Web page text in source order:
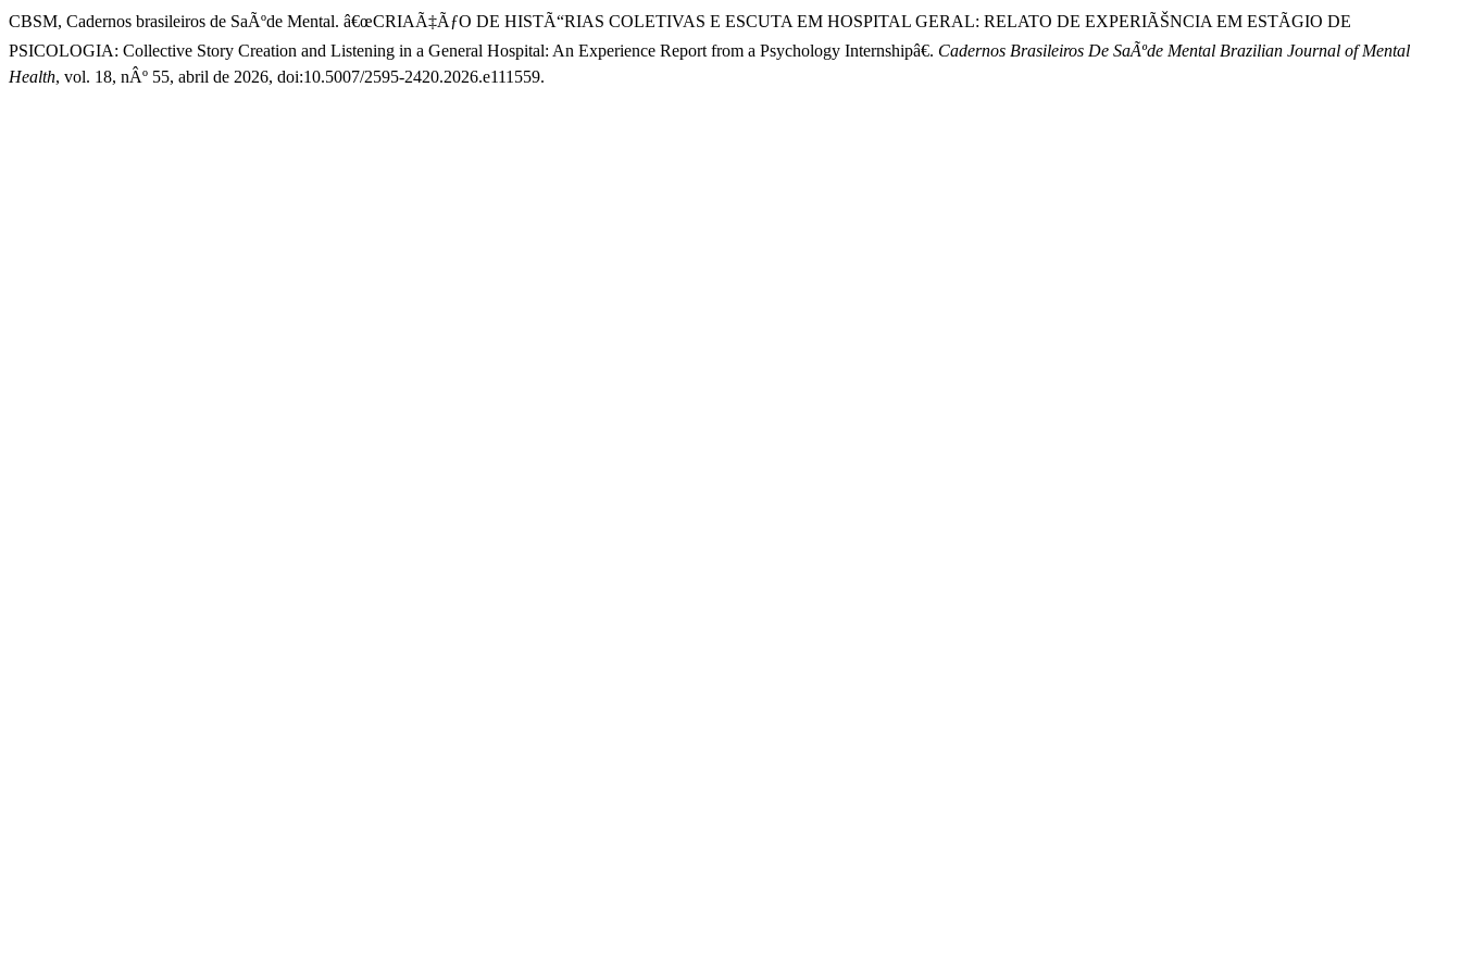
CBSM, Cadernos brasileiros de SaÃºde Mental. â€œCRIAÃ‡ÃƒO DE HISTÃ“RIAS COLETIVAS E ESCUTA EM HOSPITAL GERAL: RELATO DE EXPERIÃŠNCIA EM ESTÃGIO DE
PSICOLOGIA: Collective Story Creation and Listening in a General Hospital: An Experience Report from a Psychology Internshipâ€. Cadernos Brasileiros De SaÃºde Mental Brazilian Journal of Mental
Health, vol. 18, nÂº 55, abril de 2026, doi:10.5007/2595-2420.2026.e111559.